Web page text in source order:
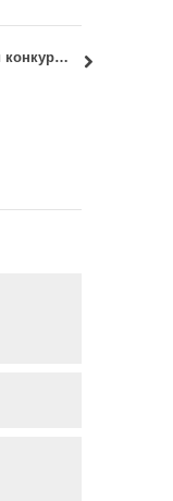
Јавни конкурс за израду видео-клипа о значају коришћења стандарда